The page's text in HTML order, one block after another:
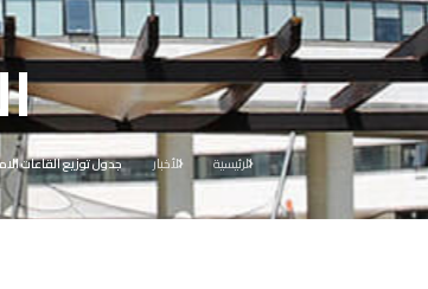
الرئيسية الأخبار جدول توزيع القاعات